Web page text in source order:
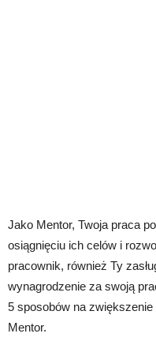
Jako Mentor, Twoja praca
osiągnięciu ich celów i
pracownik, również Ty
wynagrodzenie za swoją
5 sposobów na
Mentor.